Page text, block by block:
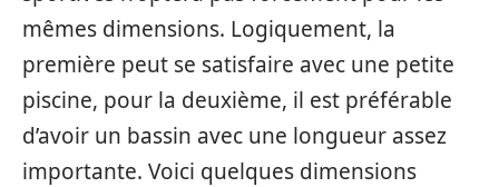
mêmes dimensions. Logiquement, la
première peut se satisfaire avec une petite
piscine, pour la deuxième, il est préférable
d’avoir un bassin avec une longueur assez
importante. Voici quelques dimensions